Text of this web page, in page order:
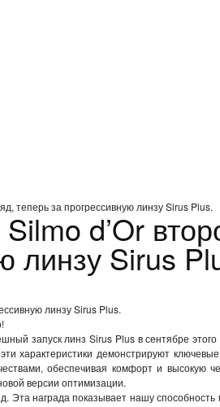
теперь за прогрессивную линзу Sirus Plus.
d’Or
линзу Sirus
линзу Sirus Plus.
запуск линз Sirus Plus в сентябре
характеристики демонстрируют
обеспечивая комфорт и высокую
версии оптимизации.
Эта награда показывает нашу